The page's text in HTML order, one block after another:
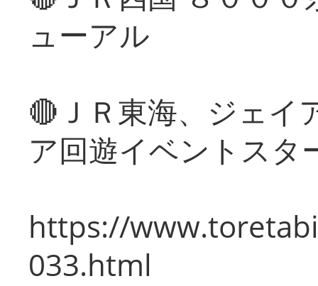
ューアル
🔴ＪＲ東海、ジェイ
ア回遊イベントスタ
https://
033.html